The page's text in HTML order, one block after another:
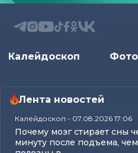
Калейдоскоп
Лента новостей
Калейдоскоп - 07.08.2026 17:06
Почему мозг стирает сны
минуту после подъема,